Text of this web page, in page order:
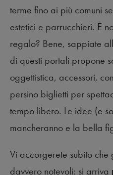
terme fino ai più comuni
estetici e parrucchieri. E
regalo? Bene, sappiate
di questi portali propone
oggettistica, accessori,
persino biglietti per
tempo libero. Le idee (e
mancheranno e la bella
Vi accorgerete subito che
davvero notevoli: si arriva